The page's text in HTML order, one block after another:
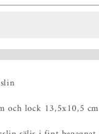
och lock 13,5x10,5 cm